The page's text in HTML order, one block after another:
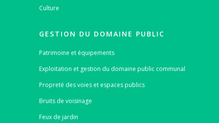
Culture
GESTION DU DOMAINE PUBLIC
Patrimoine et équipements
Exploitation et gestion du domaine public communal
Propreté des voies et espaces publics
Bruits de voisinage
Feux de jardin